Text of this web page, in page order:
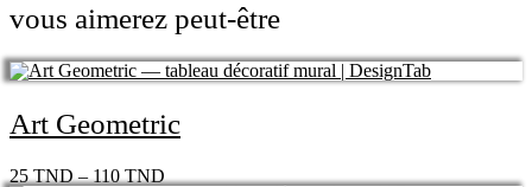
vous aimerez peut-être
Art Geometric
25TND–110TND